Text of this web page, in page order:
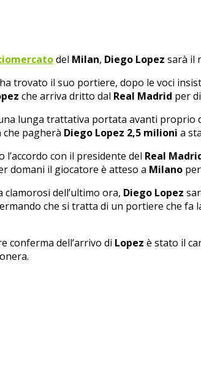
del Milan, Diego Lopez sarà il
ha trovato il suo portiere, dopo le voci
che arriva dritto dal Real Madrid per
lunga trattativa portata avanti proprio
che pagherà Diego Lopez 2,5 milioni a
l’accordo con il presidente del Real
domani il giocatore è atteso a Milano
clamorosi dell’ultimo ora, Diego Lopez
che si tratta di un portiere che fa
conferma dell’arrivo di Lopez è stato il